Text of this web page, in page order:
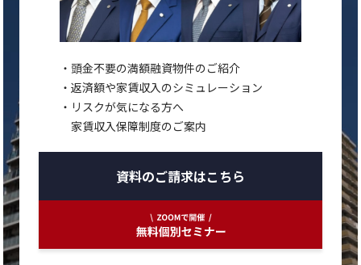
頭金不要の満額融資物件のご紹介
返済額や家賃収入のシミュレーション
リスクが気になる方へ
家賃収入保障制度のご案内
資料のご請求はこちら